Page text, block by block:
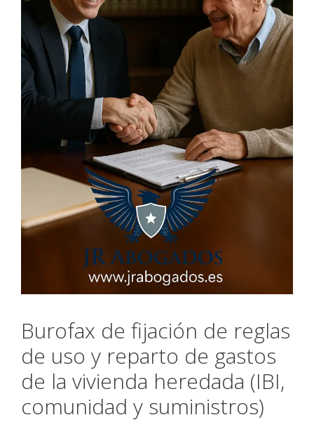
Burofax de fijación de reglas
de uso y reparto de gastos
de la vivienda heredada (IBI,
comunidad y suministros)